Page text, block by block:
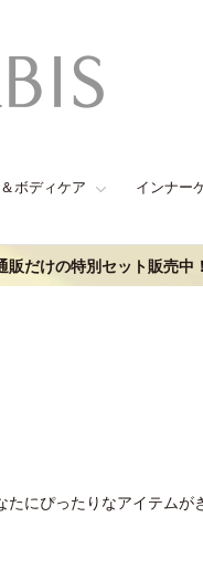
ボディケア インナー
販だけの特別セット販売中！
にぴったりなアイテムが